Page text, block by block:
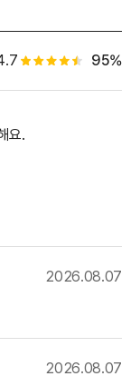
별점 4.5개 별점 백
95%
요.
2026.08.07
2026.08.07